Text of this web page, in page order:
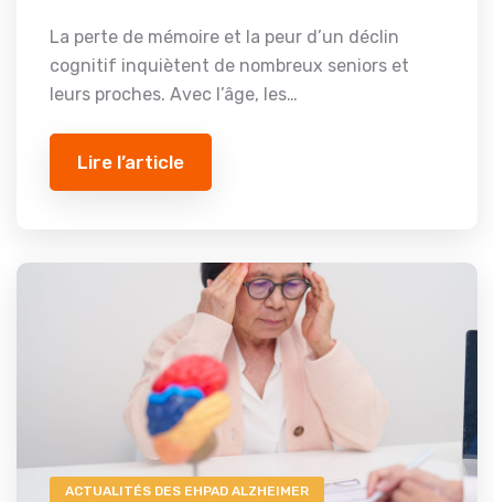
La perte de mémoire et la peur d’un déclin
cognitif inquiètent de nombreux seniors et
leurs proches. Avec l’âge, les…
Lire l’article
ACTUALITÉS DES EHPAD ALZHEIMER